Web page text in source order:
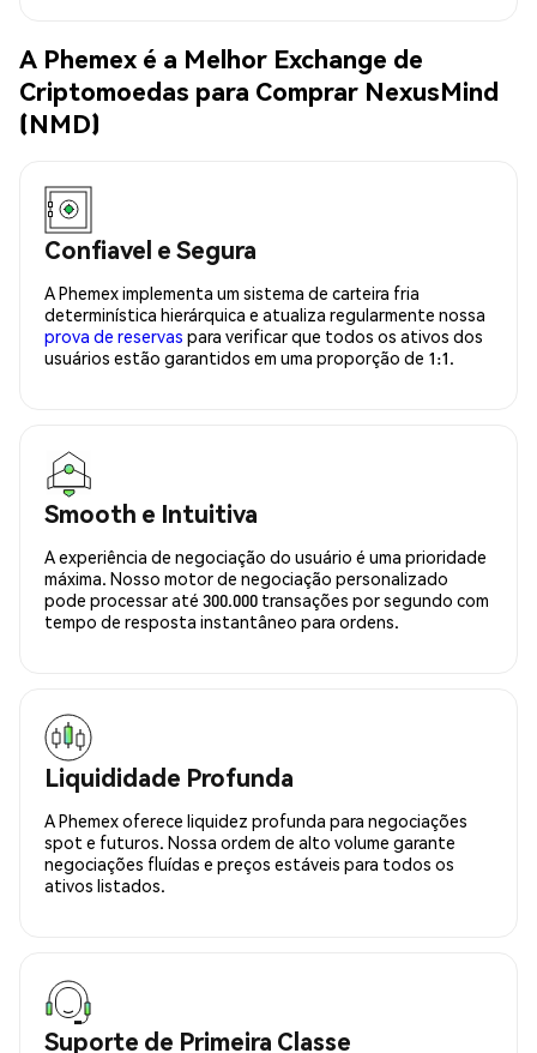
A Phemex é a Melhor Exchange de
Criptomoedas para Comprar NexusMind
(NMD)
Confiavel e Segura
A Phemex implementa um sistema de carteira fria
determinística hierárquica e atualiza regularmente nossa
prova de reservas para verificar que todos os ativos dos
usuários estão garantidos em uma proporção de 1:1.
Smooth e Intuitiva
A experiência de negociação do usuário é uma prioridade
máxima. Nosso motor de negociação personalizado
pode processar até 300.000 transações por segundo com
tempo de resposta instantâneo para ordens.
Liquididade Profunda
A Phemex oferece liquidez profunda para negociações
spot e futuros. Nossa ordem de alto volume garante
negociações fluídas e preços estáveis para todos os
ativos listados.
Suporte de Primeira Classe